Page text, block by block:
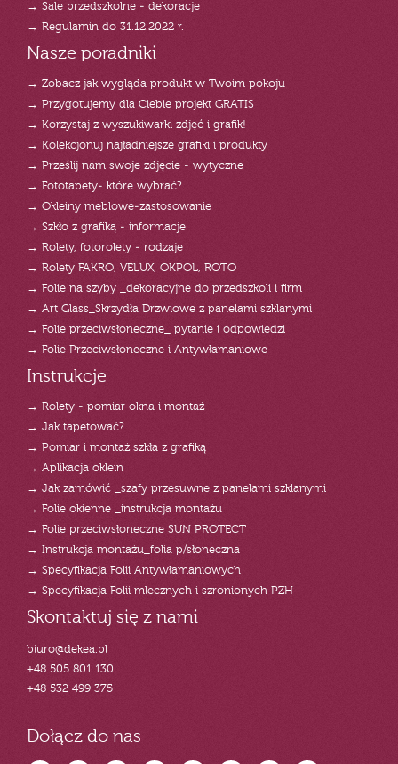
→ Sale przedszkolne - dekoracje
→ Regulamin do 31.12.2022 r.
Nasze poradniki
→ Zobacz jak wygląda produkt w Twoim pokoju
→ Przygotujemy dla Ciebie projekt GRATIS
→ Korzystaj z wyszukiwarki zdjęć i grafik!
→ Kolekcjonuj najładniejsze grafiki i produkty
→ Prześlij nam swoje zdjęcie - wytyczne
→ Fototapety- które wybrać?
→ Okleiny meblowe-zastosowanie
→ Szkło z grafiką - informacje
→ Rolety, fotorolety - rodzaje
→ Rolety FAKRO, VELUX, OKPOL, ROTO
→ Folie na szyby _dekoracyjne do przedszkoli i firm
→ Art Glass_Skrzydła Drzwiowe z panelami szklanymi
→ Folie przeciwsłoneczne_ pytanie i odpowiedzi
→ Folie Przeciwsłoneczne i Antywłamaniowe
Instrukcje
→ Rolety - pomiar okna i montaż
→ Jak tapetować?
→ Pomiar i montaż szkła z grafiką
→ Aplikacja oklein
→ Jak zamówić _szafy przesuwne z panelami szklanymi
→ Folie okienne _instrukcja montażu
→ Folie przeciwsłoneczne SUN PROTECT
→ Instrukcja montażu_folia p/słoneczna
→ Specyfikacja Folii Antywłamaniowych
→ Specyfikacja Folii mlecznych i szronionych PZH
Skontaktuj się z nami
biuro@dekea.pl
+48 505 801 130
+48 532 499 375
Dołącz do nas